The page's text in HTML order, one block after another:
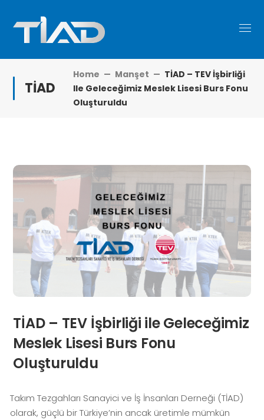
TİAD
Home Manşet
TİAD – TEV İşbirliği
Ile Geleceğimiz Meslek Lisesi Burs Fonu
Oluşturuldu
TİAD – TEV İşbirliği ile Geleceğimiz
Meslek Lisesi Burs Fonu
Oluşturuldu
Takım Tezgahları Sanayici ve İş İnsanları Derneği (TİAD)
olarak, güçlü bir Türkiye’nin ancak üretimle mümkün